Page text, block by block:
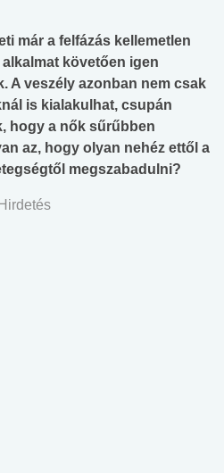
már a felfázás kellemetlen
követően igen
A veszély azonban nem csak
is kialakulhat, csupán
hogy a nők sűrűbben
az, hogy olyan nehéz ettől a
megszabadulni?
Hirdetés